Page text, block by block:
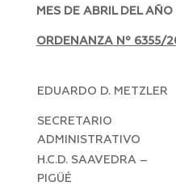
MES DE ABRIL DEL
ORDENANZA Nº 6355/
EDUARDO D. METZLER
SECRETARIO
ADMINISTRATIVO
H.C.D. SAAVEDRA –
PIGÜÉ